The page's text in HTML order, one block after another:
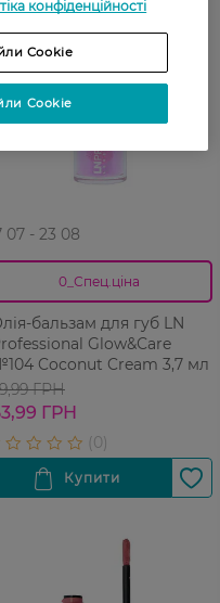
07 - 23 08
0_Спец.ціна
бальзам для губ LN
Glow&Сare
Coconut Cream 3,7 мл
ГРН
ГРН
конфіденційності
Cookie
Cookie